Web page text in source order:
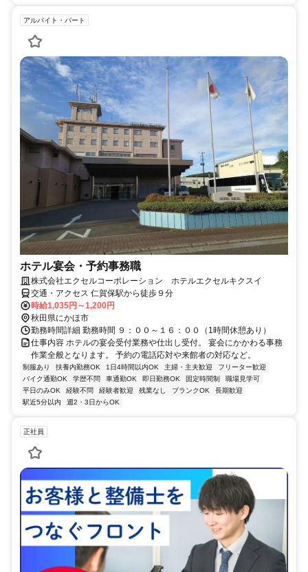
アルバイト・パート
ホテル宴会・予約事務職
株式会社エクセルコーポレーション ホテルエクセルキクスイ
交通・アクセス 仁賀保駅から徒歩９分
時給1,035円～1,200円
秋田県にかほ市
勤務時間詳細 勤務時間 ９：００～１６：００（1時間休憩あり）
仕事内容 ホテルの宴会受付業務や仕出し受付。 宴会にかかわる事務
作業全般となります。 予約の電話応対や来館者の対応など。
制服あり 扶養内勤務OK 1日4時間以内OK 主婦・主夫歓迎
フリーター歓迎
バイク通勤OK
学歴不問 車通勤OK 即日勤務OK 固定時間制
職場見学可
平日のみOK
経験不問 経験者歓迎 残業なし ブランクOK
長期歓迎
駅近5分以内
週2・3日からOK
正社員